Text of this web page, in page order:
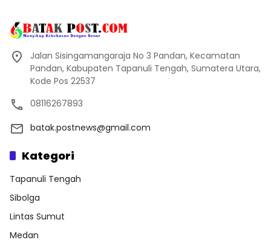
Jalan Sisingamangaraja No 3 Pandan, Kecamatan
Pandan, Kabupaten Tapanuli Tengah, Sumatera Utara,
Kode Pos 22537
08116267893
batak.postnews@gmail.com
Kategori
Tapanuli Tengah
Sibolga
Lintas Sumut
Medan